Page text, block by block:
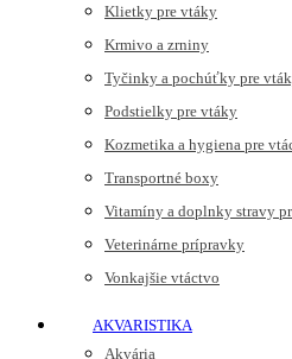
Klietky pre vtáky
Krmivo a zrniny
Tyčinky a pochúťky pre
Podstielky pre vtáky
Kozmetika a hygiena pre
Transportné boxy
Vitamíny a doplnky stravy
Veterinárne prípravky
Vonkajšie vtáctvo
AKVARISTIKA
Akvária